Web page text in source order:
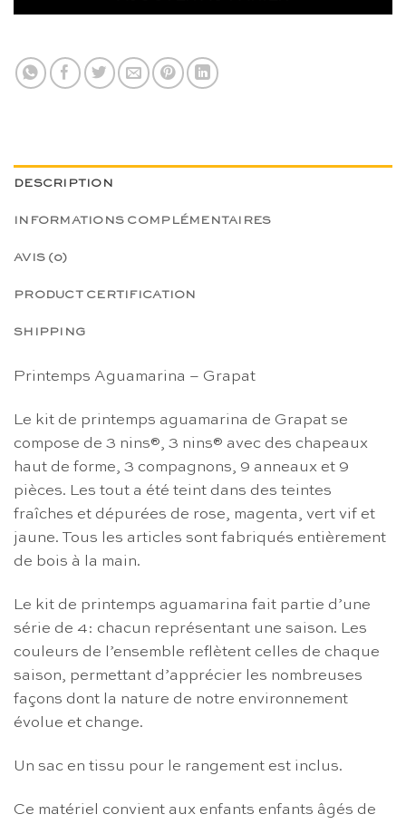
DESCRIPTION
INFORMATIONS COMPLÉMENTAIRES
AVIS (0)
PRODUCT CERTIFICATION
SHIPPING
Printemps Aguamarina – Grapat
Le kit de printemps aguamarina de Grapat se
compose de 3 nins®, 3 nins® avec des chapeaux
haut de forme, 3 compagnons, 9 anneaux et 9
pièces. Les tout a été teint dans des teintes
fraîches et dépurées de rose, magenta, vert vif et
jaune. Tous les articles sont fabriqués entièrement
de bois à la main.
Le kit de printemps aguamarina fait partie d’une
série de 4: chacun représentant une saison. Les
couleurs de l’ensemble reflètent celles de chaque
saison, permettant d’apprécier les nombreuses
façons dont la nature de notre environnement
évolue et change.
Un sac en tissu pour le rangement est inclus.
Ce matériel convient aux enfants enfants âgés de